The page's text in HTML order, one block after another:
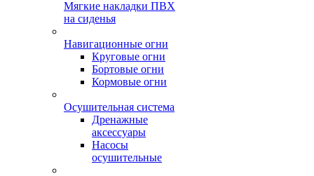
Мягкие накладки ПВХ
на сиденья
Навигационные огни
Круговые огни
Бортовые огни
Кормовые огни
Осушительная система
Дренажные
аксессуары
Насосы
осушительные